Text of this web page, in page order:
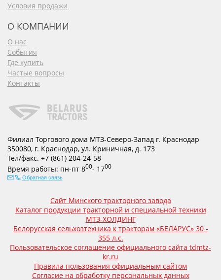
Условия продажи
О КОМПАНИИ
О нас
События
Где купить
Частые вопросы
Контакты
Филиал Торгового дома МТЗ-Северо-Запад г. Краснодар
350080, г. Краснодар, ул. Криничная, д. 173
Тел/факс. +7 (861) 204-24-58
Время работы: пн-пт 800- 1700
Обратная связь
Сайт Минского тракторного завода
Каталог продукции тракторной и специальной техники
МТЗ-ХОЛДИНГ
Белорусская сельхозтехника к тракторам «БЕЛАРУС» 30 -
355 л.с.
Пользовательское соглашение официального сайта tdmtz-
kr.ru
Правила пользования официальным сайтом
Согласие на обработку персональных данных